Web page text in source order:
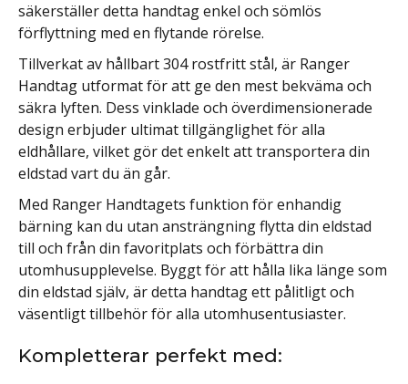
säkerställer detta handtag enkel och sömlös
förflyttning med en flytande rörelse.
Tillverkat av hållbart 304 rostfritt stål, är Ranger
Handtag utformat för att ge den mest bekväma och
säkra lyften. Dess vinklade och överdimensionerade
design erbjuder ultimat tillgänglighet för alla
eldhållare, vilket gör det enkelt att transportera din
eldstad vart du än går.
Med Ranger Handtagets funktion för enhandig
bärning kan du utan ansträngning flytta din eldstad
till och från din favoritplats och förbättra din
utomhusupplevelse. Byggt för att hålla lika länge som
din eldstad själv, är detta handtag ett pålitligt och
väsentligt tillbehör för alla utomhusentusiaster.
Kompletterar perfekt med: